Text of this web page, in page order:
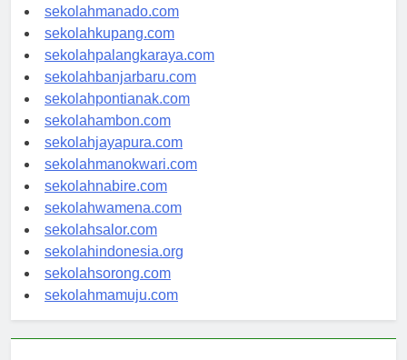
sekolahtanjungselor.com
sekolahmanado.com
sekolahkupang.com
sekolahpalangkaraya.com
sekolahbanjarbaru.com
sekolahpontianak.com
sekolahambon.com
sekolahjayapura.com
sekolahmanokwari.com
sekolahnabire.com
sekolahwamena.com
sekolahsalor.com
sekolahindonesia.org
sekolahsorong.com